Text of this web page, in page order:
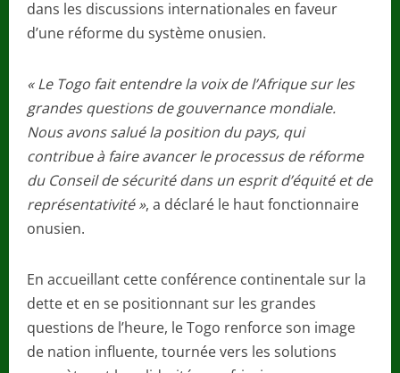
dans les discussions internationales en faveur
d’une réforme du système onusien.
« Le Togo fait entendre la voix de l’Afrique sur les
grandes questions de gouvernance mondiale.
Nous avons salué la position du pays, qui
contribue à faire avancer le processus de réforme
du Conseil de sécurité dans un esprit d’équité et de
représentativité », a déclaré le haut fonctionnaire
onusien.
En accueillant cette conférence continentale sur la
dette et en se positionnant sur les grandes
questions de l’heure, le Togo renforce son image
de nation influente, tournée vers les solutions